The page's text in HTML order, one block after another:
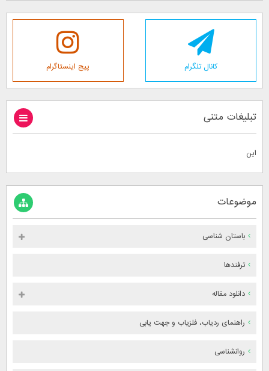
کانال تلگرام پیج اینستاگرام
تبلیغات متنی
این
موضوعات
باستان شناسی
ترفندها
دانلود مقاله
راهنمای ردیاب، فلزیاب و جهت یابی
روانشناسی